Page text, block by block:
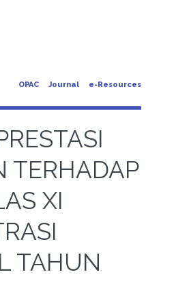
OPAC Journal e-Resources
TERHADAP
XI
TAHUN